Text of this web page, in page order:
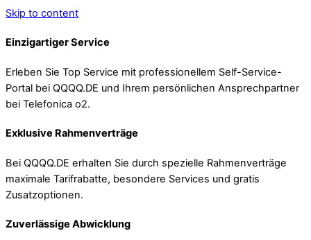
Skip to content
Einzigartiger Service
Erleben Sie Top Service mit professionellem Self-Service-
Portal bei QQQQ.DE und Ihrem persönlichen Ansprechpartner
bei Telefonica o2.
Exklusive Rahmenverträge
Bei QQQQ.DE erhalten Sie durch spezielle Rahmenverträge
maximale Tarifrabatte, besondere Services und gratis
Zusatzoptionen.
Zuverlässige Abwicklung